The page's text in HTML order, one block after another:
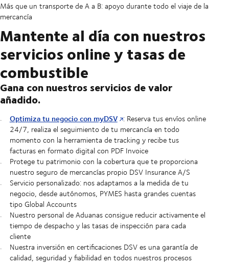
Más que un transporte de A a B: apoyo durante todo el viaje de la
mercancía
Mantente al día con nuestros
servicios online y tasas de
combustible
Gana con nuestros servicios de valor
añadido.
Optimiza tu negocio con myDSV : Reserva tus envíos online
24/7, realiza el seguimiento de tu mercancía en todo
momento con la herramienta de tracking y recibe tus
facturas en formato digital con PDF Invoice
Protege tu patrimonio con la cobertura que te proporciona
nuestro seguro de mercancías propio DSV Insurance A/S
Servicio personalizado: nos adaptamos a la medida de tu
negocio, desde autónomos, PYMES hasta grandes cuentas
tipo Global Accounts
Nuestro personal de Aduanas consigue reducir activamente el
tiempo de despacho y las tasas de inspección para cada
cliente
Nuestra inversión en certificaciones DSV es una garantía de
calidad, seguridad y fiabilidad en todos nuestros procesos